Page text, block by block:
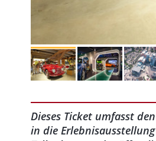
Dieses Ticket umfasst
in die